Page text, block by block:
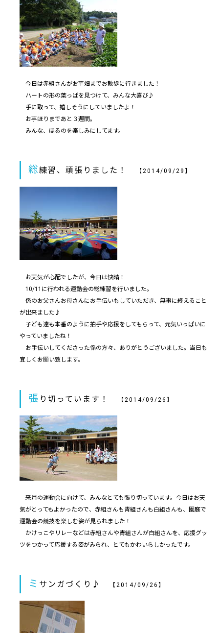
今日は赤組さんがお芋畑までお散歩に行きました！
ハートの形の葉っぱを見つけて、みんな大喜び♪
手に取って、嬉しそうにしていましたよ！
お芋ほりまであと３週間。
みんな、ほるのを楽しみにしてます。
総練習、頑張りました！ 【2014/09/29】
お天気が心配でしたが、今日は快晴！
10/11に行われる運動会の総練習を行いました。
係のお父さんお母さんにお手伝いもしていただき、無事に終えること
が出来ました♪
子ども達も本番のように拍手や応援をしてもらって、元気いっぱいに
やっていましたね！
お手伝いしてくださった係の方々、ありがとうございました。当日も
宜しくお願い致します。
張 り切っています！ 【2014/09/26】
来月の運動会に向けて、みんなとても張り切っています。今日はお天
気がとってもよかったので、赤組さんも青組さんも白組さんも、園庭で
運動会の競技を楽しむ姿が見られました！
かけっこやリレーなどは赤組さんや青組さんが白組さんを、応援グッ
ツをつかって応援する姿がみられ、とてもかわいらしかったです。
ミ サンガづくり♪ 【2014/09/26】